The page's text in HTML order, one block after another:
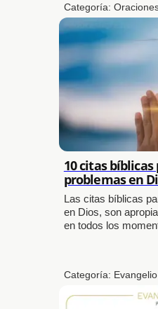
Categoría:
10 citas
problemas en
Las citas bíblicas
en Dios, son
en todos los
Categoría: